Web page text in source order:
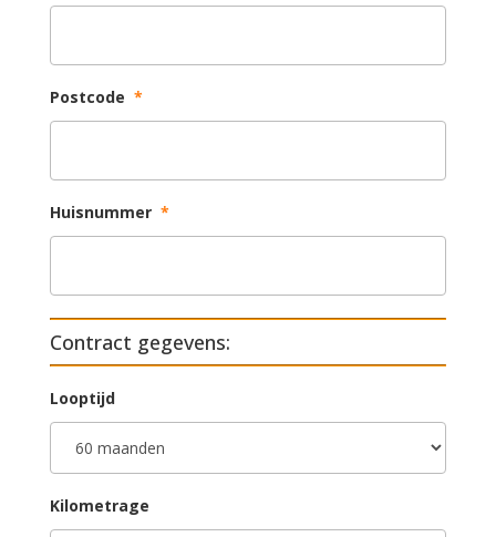
Postcode *
Huisnummer *
Contract gegevens:
Looptijd
Kilometrage